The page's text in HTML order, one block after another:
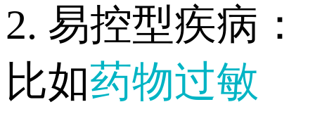
2. 易控型疾病：
比如药物过敏